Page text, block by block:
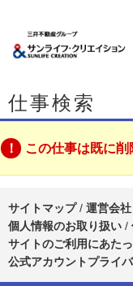
仕事検索
この仕事は既に削
サイトマップ/ 運営会社
個人情報のお取り扱い /
サイトのご利用にあた
公式アカウントプライ